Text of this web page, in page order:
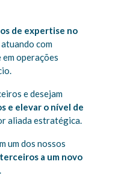
de expertise no
atuando com
operações
e desejam
e elevar o nível de
aliada estratégica.
um dos nossos
a um novo